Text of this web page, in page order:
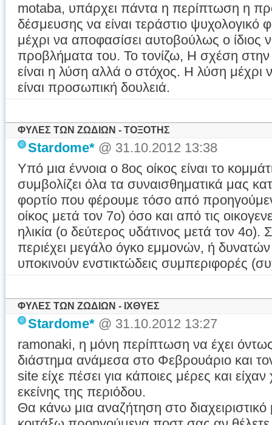
motaba, υπάρχει πάντα η περίπτωση η
δέσμευσης να είναι τεράστιο ψυχολογικό
μέχρι να αποφασίσει αυτοβούλως ο ίδιος
προβλήματα του. Το τονίζω, Η σχέση
είναι η λύση αλλά ο στόχος. Η λύση μέχρι
είναι προσωπική δουλειά.
ΦΥΛΕΣ ΤΩΝ ΖΩΔΙΩΝ - ΤΟΞΟΤΗΣ
Stardome* @ 31.10.2012 13:38
Υπό μια έννοια ο 8ος οίκος είναι το
συμβολίζει όλα τα συναισθηματικά μας
φορτίο που φέρουμε τόσο από
οίκος μετά τον 7ο) όσο και από τις
ηλικία (ο δεύτερος υδάτινος μετά τον
περιέχει μεγάλο όγκο εμμονών, ή
υποκινούν ενστικτώδεις συμπεριφορές
ΦΥΛΕΣ ΤΩΝ ΖΩΔΙΩΝ - ΙΧΘΥΕΣ
Stardome* @ 31.10.2012 13:27
ramonaki, η μόνη περίπτωση να έχει όντως
διάστημα ανάμεσα στο Φεβρουάριο και
site είχε πέσει για κάποιες μέρες και
εκείνης της περιόδου.
Θα κάνω μια αναζήτηση στο